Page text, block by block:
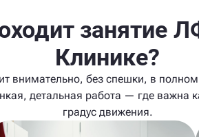
занятие
Клинике?
внимательно, без спешки, в
детальная работа — где важна
градус движения.